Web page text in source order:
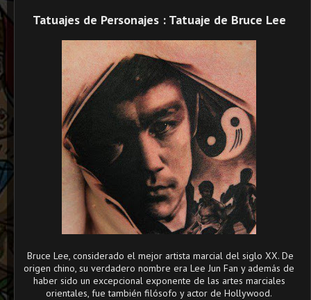
Tatuajes de Personajes : Tatuaje de Bruce Lee
Bruce Lee, considerado el mejor artista marcial del siglo XX. De
origen chino, su verdadero nombre era Lee Jun Fan y además de
haber sido un excepcional exponente de las artes marciales
orientales, fue también filósofo y actor de Hollywood.